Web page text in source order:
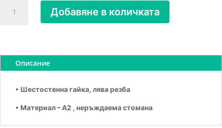
резба
А2
Добавяне в количката
Описание
• Шестостенна гайка, лява резба
• Материал – А2 , неръждаема стомана